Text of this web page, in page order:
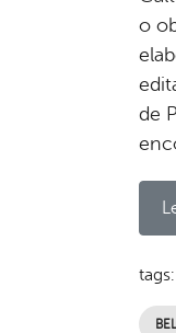
o
de
tags: